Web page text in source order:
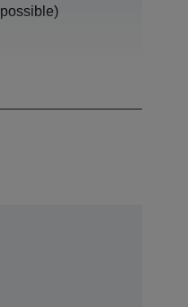
possible)